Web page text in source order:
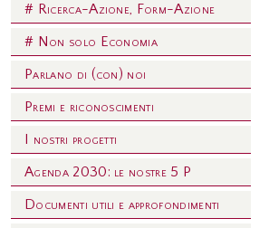
# Ricerca-Azione, Form-Azione
# Non solo Economia
Parlano di (con) noi
Premi e riconoscimenti
I nostri progetti
Agenda 2030: le nostre 5 P
Documenti utili e approfondimenti